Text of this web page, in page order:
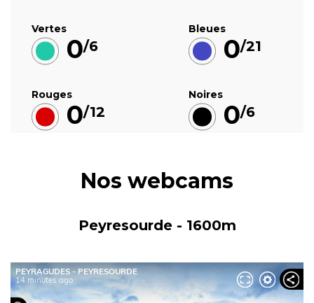
Vertes
0/6
Bleues
0/21
Rouges
0/12
Noires
0/6
Nos webcams
Peyresourde - 1600m